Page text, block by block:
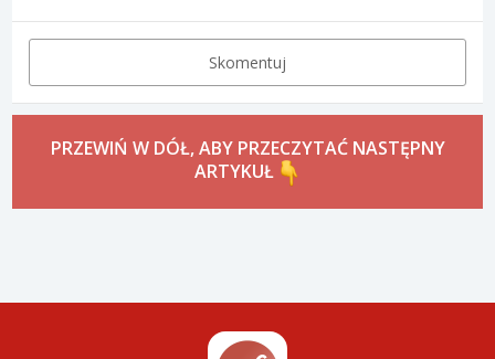
Skomentuj
PRZEWIŃ W DÓŁ, ABY PRZECZYTAĆ NASTĘPNY
ARTYKUŁ